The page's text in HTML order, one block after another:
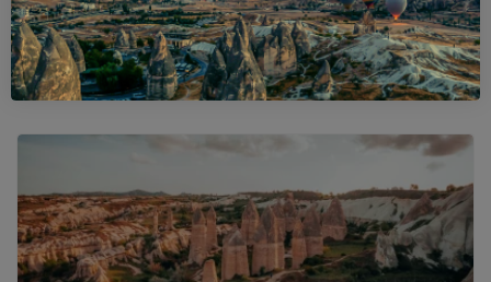
Популярные статьи о
Каппадокии